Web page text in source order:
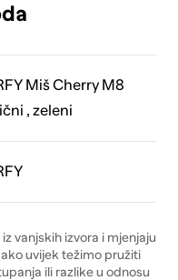
Miš Cherry M8
, zeleni
vanjskih izvora i mjenjaju
uvijek težimo pružiti
ili razlike u odnosu